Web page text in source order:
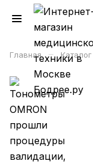
Главная – Каталог